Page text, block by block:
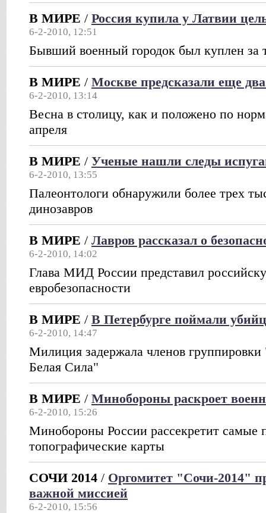
В МИРЕ / Россия купила у Латвии
6-2-2010, 12:51
Бывший военный городок был куплен за
В МИРЕ / Москве предсказали еще
6-2-2010, 13:14
Весна в столицу, как и положено по
апреля
В МИРЕ / Ученые нашли следы
6-2-2010, 13:55
Палеонтологи обнаружили более трех
динозавров
В МИРЕ / Лавров рассказал о
6-2-2010, 14:02
Глава МИД России представил
евробезопасности
В МИРЕ / В Петербурге поймали
6-2-2010, 14:47
Милиция задержала членов
Белая Сила"
В МИРЕ / Минобороны раскроет
6-2-2010, 15:26
Минобороны России рассекретит самые
топографические карты
СОЧИ 2014 / Оргомитет "Сочи-2014"
важной миссией
6-2-2010, 15:56